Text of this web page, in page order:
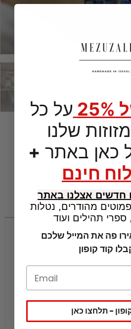
לזולי היא משקפת חיוניות ורוגע.
הלפיס לזולי מביאה לנו את היכולת
לתחושות הפנימיות שלנו.
החן לפיס לזולי מציעה סגולות
על כל
שלנו
כאן באתר +
חינם
חדשים אצלנו באתר
מהודרים, נטלות
ספרי תהילים ועוד
פה את המייל שלכם
קוד קופון
- תלחצו כאן